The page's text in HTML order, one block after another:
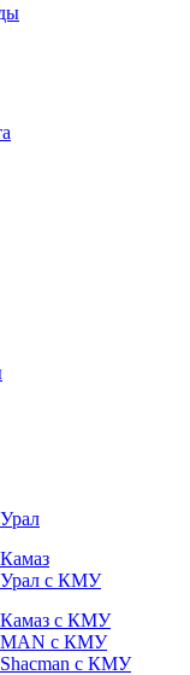
Урал с КМУ
Камаз с КМУ
MAN с КМУ
с КМУ